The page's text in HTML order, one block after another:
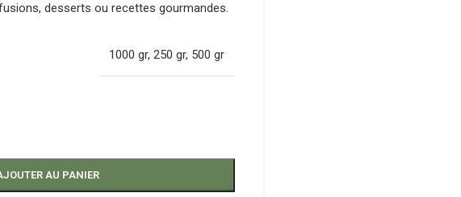
desserts ou recettes gourmandes.
1000 gr,250 gr, 500 gr
AU PANIER